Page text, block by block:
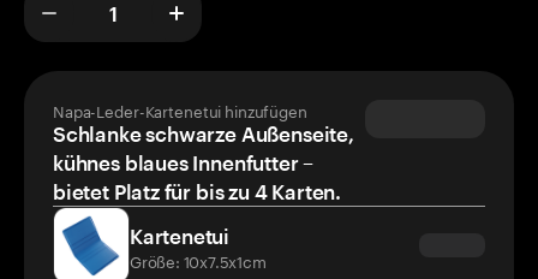
Napa-Leder-Kartenetui hinzufügen
Schlanke schwarze Außenseite,
kühnes blaues Innenfutter –
bietet Platz für bis zu 4 Karten.
Kartenetui
Größe: 10x7.5x1cm